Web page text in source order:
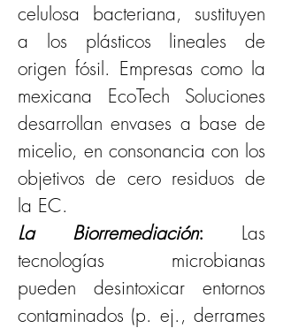
celulosa bacteriana, sustituyen
a los plásticos lineales de
origen fósil. Empresas como la
mexicana EcoTech Soluciones
desarrollan envases a base de
micelio, en consonancia con los
objetivos de cero residuos de
la EC.
La Biorremediación: Las
tecnologías microbianas
pueden desintoxicar entornos
contaminados (p. ej., derrames